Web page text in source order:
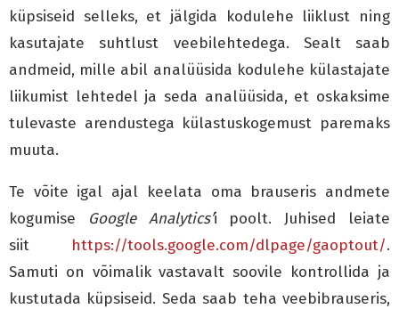
küpsiseid selleks, et jälgida kodulehe liiklust ning
kasutajate suhtlust veebilehtedega. Sealt saab
andmeid, mille abil analüüsida kodulehe külastajate
liikumist lehtedel ja seda analüüsida, et oskaksime
tulevaste arendustega külastuskogemust paremaks
muuta.
Te võite igal ajal keelata oma brauseris andmete
kogumise
Google Analytics’i poolt. Juhised leiate
siit https://tools.google.com/dlpage/gaoptout/.
Samuti on võimalik vastavalt soovile kontrollida ja
kustutada küpsiseid. Seda saab teha veebibrauseris,